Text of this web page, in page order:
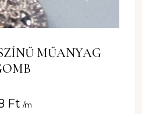
MŰANYAG
Ft /m